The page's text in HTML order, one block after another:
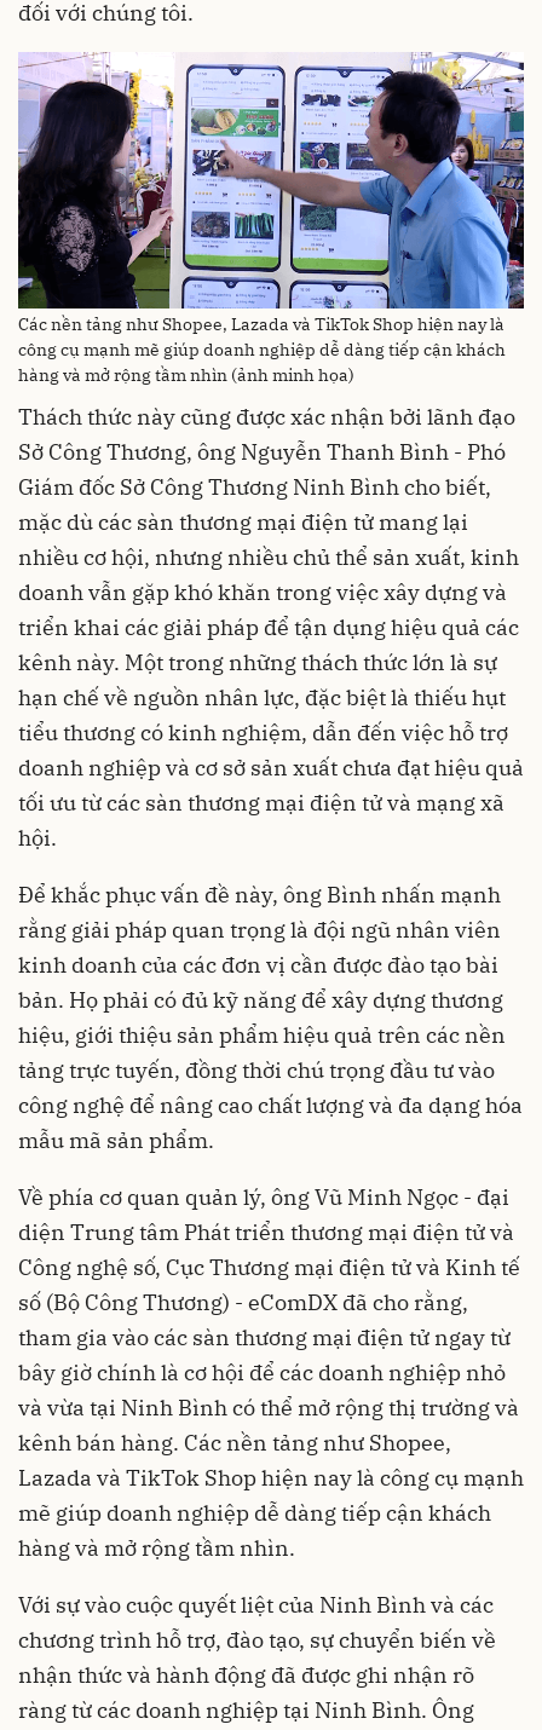
đối với chúng tôi.
Các nền tảng như Shopee, Lazada và TikTok Shop hiện nay là
công cụ mạnh mẽ giúp doanh nghiệp dễ dàng tiếp cận khách
hàng và mở rộng tầm nhìn (ảnh minh họa)
Thách thức này cũng được xác nhận bởi lãnh đạo
Sở Công Thương, ông Nguyễn Thanh Bình - Phó
Giám đốc Sở Công Thương Ninh Bình cho biết,
mặc dù các sàn thương mại điện tử mang lại
nhiều cơ hội, nhưng nhiều chủ thể sản xuất, kinh
doanh vẫn gặp khó khăn trong việc xây dựng và
triển khai các giải pháp để tận dụng hiệu quả các
kênh này. Một trong những thách thức lớn là sự
hạn chế về nguồn nhân lực, đặc biệt là thiếu hụt
tiểu thương có kinh nghiệm, dẫn đến việc hỗ trợ
doanh nghiệp và cơ sở sản xuất chưa đạt hiệu quả
tối ưu từ các sàn thương mại điện tử và mạng xã
hội.
Để khắc phục vấn đề này, ông Bình nhấn mạnh
rằng giải pháp quan trọng là đội ngũ nhân viên
kinh doanh của các đơn vị cần được đào tạo bài
bản. Họ phải có đủ kỹ năng để xây dựng thương
hiệu, giới thiệu sản phẩm hiệu quả trên các nền
tảng trực tuyến, đồng thời chú trọng đầu tư vào
công nghệ để nâng cao chất lượng và đa dạng hóa
mẫu mã sản phẩm.
Về phía cơ quan quản lý, ông Vũ Minh Ngọc - đại
diện Trung tâm Phát triển thương mại điện tử và
Công nghệ số, Cục Thương mại điện tử và Kinh tế
số (Bộ Công Thương) - eComDX đã cho rằng,
tham gia vào các sàn thương mại điện tử ngay từ
bây giờ chính là cơ hội để các doanh nghiệp nhỏ
và vừa tại Ninh Bình có thể mở rộng thị trường và
kênh bán hàng. Các nền tảng như Shopee,
Lazada và TikTok Shop hiện nay là công cụ mạnh
mẽ giúp doanh nghiệp dễ dàng tiếp cận khách
hàng và mở rộng tầm nhìn.
Với sự vào cuộc quyết liệt của Ninh Bình và các
chương trình hỗ trợ, đào tạo, sự chuyển biến về
nhận thức và hành động đã được ghi nhận rõ
ràng từ các doanh nghiệp tại Ninh Bình. Ông